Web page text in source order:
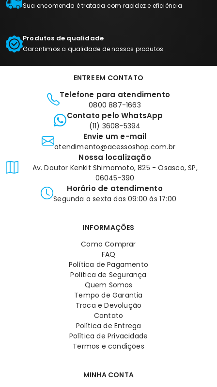
Sua encomenda é tratada com rapidez e eficiência
Produtos de qualidade
Garantimos a qualidade de nossos produtos
ENTRE EM CONTATO
Telefone para atendimento
0800 887-1663
Contato pelo WhatsApp
(11) 3608-5394
Envie um e-mail
atendimento@acessoshop.com.br
Nossa localização
Av. Doutor Kenkit Shimomoto, 825 - Osasco, SP,
06045-390
Horário de atendimento
Segunda a sexta das 09:00 às 17:00
INFORMAÇÕES
Como Comprar
FAQ
Política de Pagamento
Política de Segurança
Quem Somos
Tempo de Garantia
Troca e Devolução
Contato
Política de Entrega
Política de Privacidade
Termos e condições
MINHA CONTA